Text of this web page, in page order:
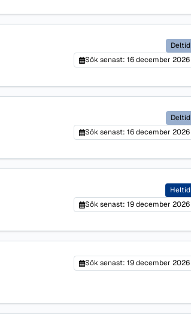
Deltid
Sök senast: 16 december 2026
Deltid
Sök senast: 16 december 2026
Heltid
Sök senast: 19 december 2026
Sök senast: 19 december 2026